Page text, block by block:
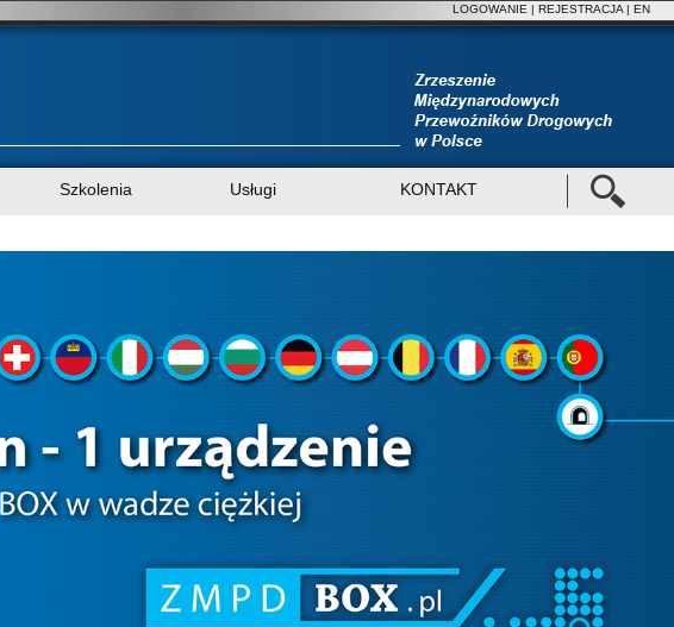
LOGOWANIE | REJESTRACJA | EN
Szkolenia Usługi KONTAKT